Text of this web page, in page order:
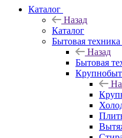
Каталог
Назад
Каталог
Бытовая техника
Назад
Бытовая